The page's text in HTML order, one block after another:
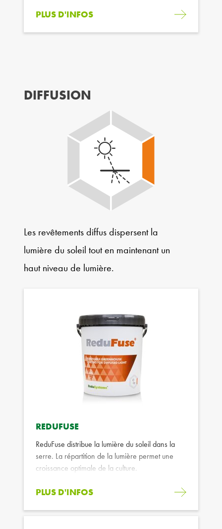
PLUS D'INFOS
DIFFUSION
Les revêtements diffus dispersent la
lumière du soleil tout en maintenant un
haut niveau de lumière.
REDUFUSE
ReduFuse distribue la lumière du soleil dans la
serre. La répartition de la lumière permet une
croissance optimale de la culture.
PLUS D'INFOS